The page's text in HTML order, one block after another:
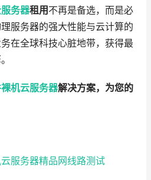
务器租用 不再是备选，而是必
服务器的强大性能与云计算的
在全球科技心脏地带，获得最
机云服务器解决方案，为您的
服务器精品网线路测试